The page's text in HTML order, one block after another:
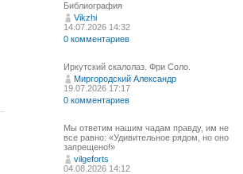
Библиография
Vikzhi
14.07.2026 14:32
0 комментариев
Иркутский скалолаз. Фри Соло.
Миргородский Александр
19.07.2026 17:17
0 комментариев
Мы ответим нашим чадам правду, им не
все равно: «Удивительное рядом, но оно
запрещено!»
vilgeforts
04.08.2026 14:12